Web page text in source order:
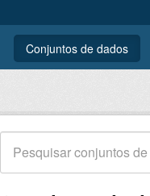
Conjuntos de dados